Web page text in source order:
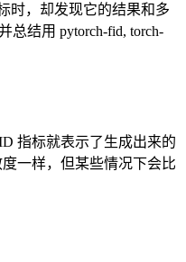
时，却发现它的结果和多
总结用 pytorch-fid, torch-
指标就表示了生成出来的
一样，但某些情况下会比